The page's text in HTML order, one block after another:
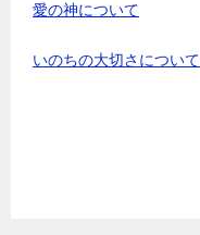
愛の神について
いのちの大切さについて